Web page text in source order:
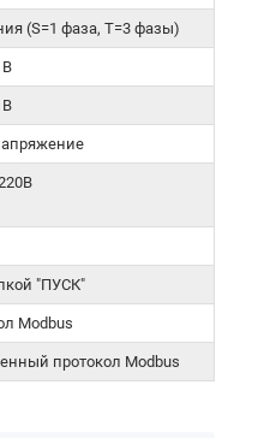
(S=1 фаза, Т=3 фазы)
В
В
"ПУСК"
Modbus
протокол Modbus